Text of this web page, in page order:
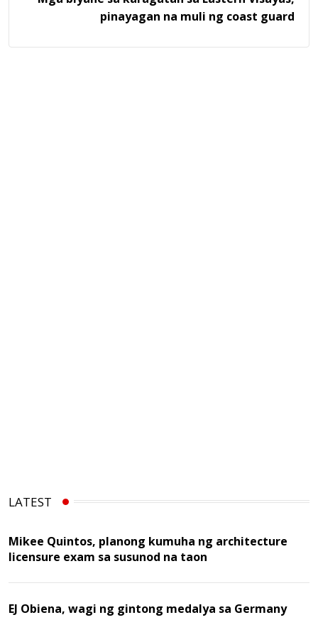
pinayagan na muli ng coast guard
LATEST
Mikee Quintos, planong kumuha ng architecture
licensure exam sa susunod na taon
EJ Obiena, wagi ng gintong medalya sa Germany